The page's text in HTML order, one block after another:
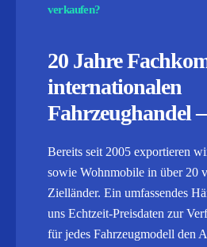
verkaufen?
20 Jahre
internationalen
Fahrzeughandel –
Bereits seit 2005 exportieren
sowie Wohnmobile in über 20
Zielländer. Ein umfassendes
uns Echtzeit-Preisdaten zur
für jedes Fahrzeugmodell den